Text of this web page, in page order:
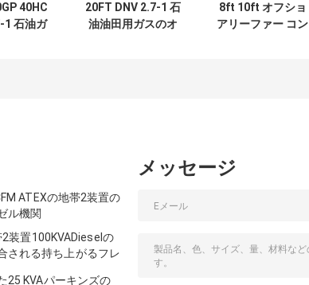
40HC
1 石油ガ
20FT DNV 2.7-1 石
油油田用ガスのオ
8ft 10ft オフショ
アリーファー コン
ATEXの地帯2装置の
ル機関
2装置100KVADieselの
される持ち上がるフレ
25 KVAパーキンズの
メッセージ